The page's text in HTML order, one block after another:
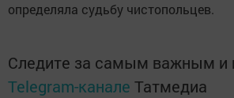
определяла судьбу чистопольцев.
Следите за самым важным и
Telegram-канале Татмедиа